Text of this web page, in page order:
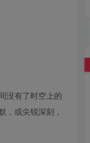
没有了时空上的
，或尖锐深刻，